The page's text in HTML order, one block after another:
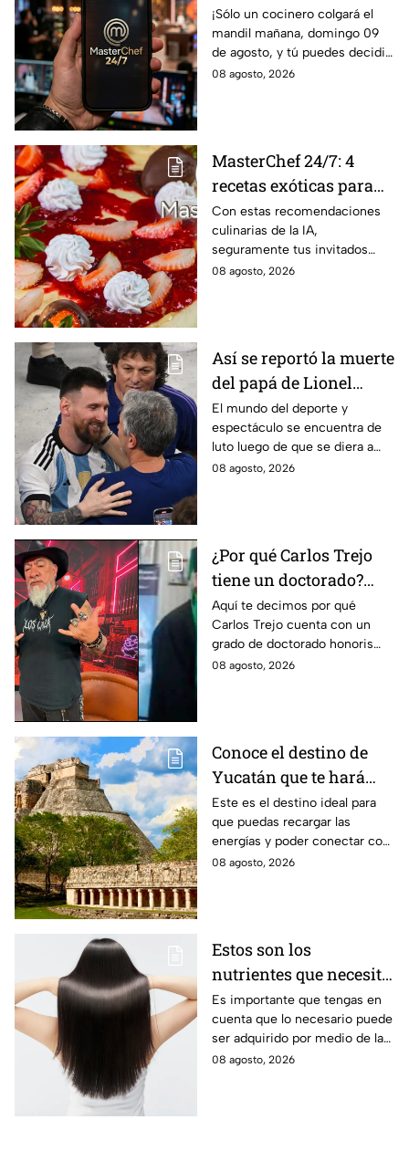
agosto, y salvar a tu
cocinero favorito de
MasterChef 24/7
¡Sólo un cocinero colgará el
mandil mañana, domingo 09
de agosto, y tú puedes decidir
quién continúa en la
08 agosto, 2026
MasterChef 24/7: 4
recetas exóticas para
pizzas dulces que le
darán un toque
sofisticado a tu mesa
Con estas recomendaciones
culinarias de la IA,
seguramente tus invitados
quedarán encantados a la hora
08 agosto, 2026
Así se reportó la muerte
del papá de Lionel
Messi en vivo; estos
son los detalles en
Venga La Alegría
El mundo del deporte y
espectáculo se encuentra de
luto luego de que se diera a
conocer el fallecimiento del
08 agosto, 2026
¿Por qué Carlos Trejo
tiene un doctorado?
Este es el
reconocimiento que el
cazafantasmas recibió
Aquí te decimos por qué
Carlos Trejo cuenta con un
grado de doctorado honoris
causa. El cazafantasmas será
08 agosto, 2026
Conoce el destino de
Yucatán que te hará
desconectarte de la
rutina
Este es el destino ideal para
que puedas recargar las
energías y poder conectar con
naturaleza.
08 agosto, 2026
Estos son los
nutrientes que necesita
tu cabello a partir de
los 40 años
Es importante que tengas en
cuenta que lo necesario puede
ser adquirido por medio de la
alimentación.
08 agosto, 2026